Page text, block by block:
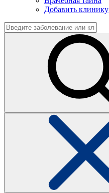
Добавить клинику